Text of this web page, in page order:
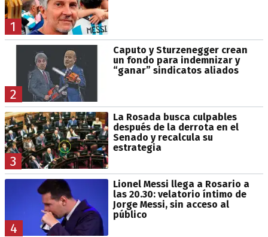
1
2
Caputo y Sturzenegger crean
un fondo para indemnizar y
“ganar” sindicatos aliados
3
La Rosada busca culpables
después de la derrota en el
Senado y recalcula su
estrategia
4
Lionel Messi llega a Rosario a
las 20.30: velatorio íntimo de
Jorge Messi, sin acceso al
público